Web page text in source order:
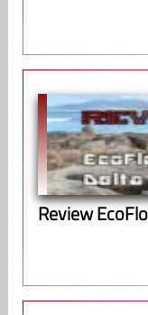
Review